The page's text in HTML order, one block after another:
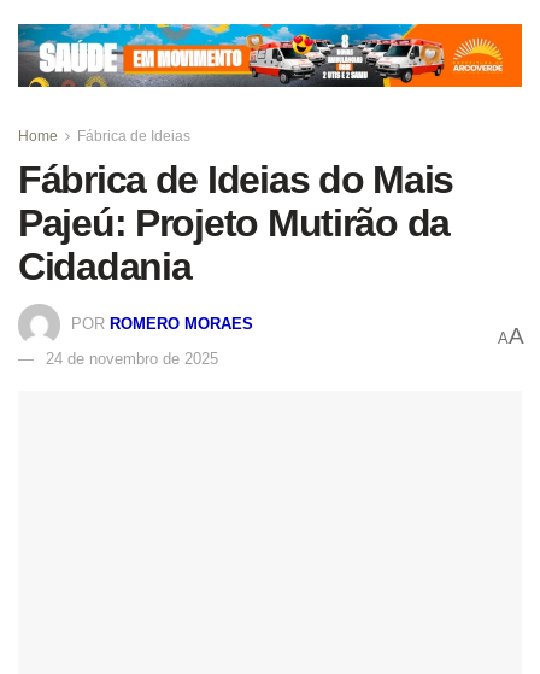
Home Fábrica de Ideias
Fábrica de Ideias do Mais
Pajeú: Projeto Mutirão da
Cidadania
POR ROMERO MORAES
24 de novembro de 2025
AA